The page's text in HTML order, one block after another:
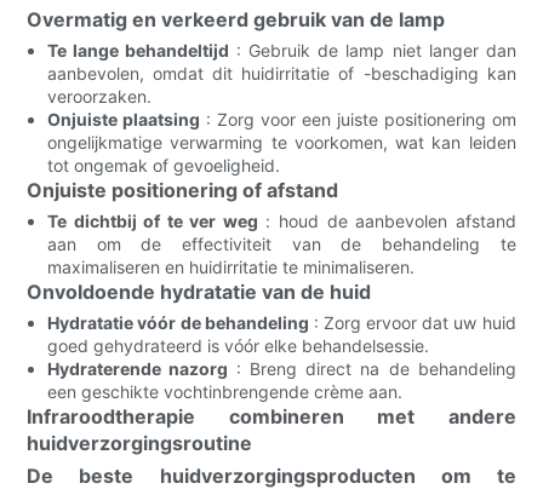
Overmatig en verkeerd gebruik van de lamp
Te lange behandeltijd : Gebruik de lamp niet langer dan
aanbevolen, omdat dit huidirritatie of -beschadiging kan
veroorzaken.
Onjuiste plaatsing : Zorg voor een juiste positionering om
ongelijkmatige verwarming te voorkomen, wat kan leiden
tot ongemak of gevoeligheid.
Onjuiste positionering of afstand
Te dichtbij of te ver weg : houd de aanbevolen afstand
aan om de effectiviteit van de behandeling te
maximaliseren en huidirritatie te minimaliseren.
Onvoldoende hydratatie van de huid
Hydratatie vóór de behandeling : Zorg ervoor dat uw huid
goed gehydrateerd is vóór elke behandelsessie.
Hydraterende nazorg : Breng direct na de behandeling
een geschikte vochtinbrengende crème aan.
Infraroodtherapie combineren met andere
huidverzorgingsroutine
De beste huidverzorgingsproducten om te